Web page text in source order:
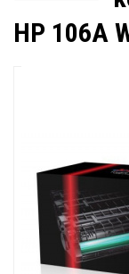
HP 106A